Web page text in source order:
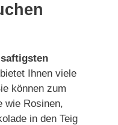
bietet Ihnen viele
können zum
wie Rosinen,
in den Teig